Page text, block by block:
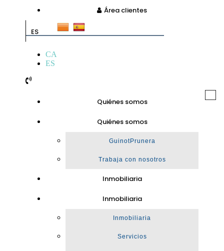
Área clientes
ES
CA
ES
Quiénes somos
Quiénes somos
GuinotPrunera
Trabaja con nosotros
Inmobiliaria
Inmobiliaria
Inmobiliaria
Servicios